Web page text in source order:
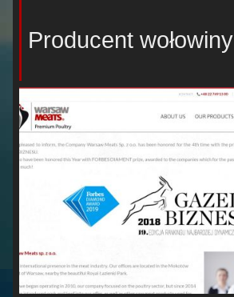
Producent wołowiny